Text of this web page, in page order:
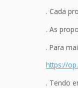
. Cada
. As
. Para
https://
. Tendo